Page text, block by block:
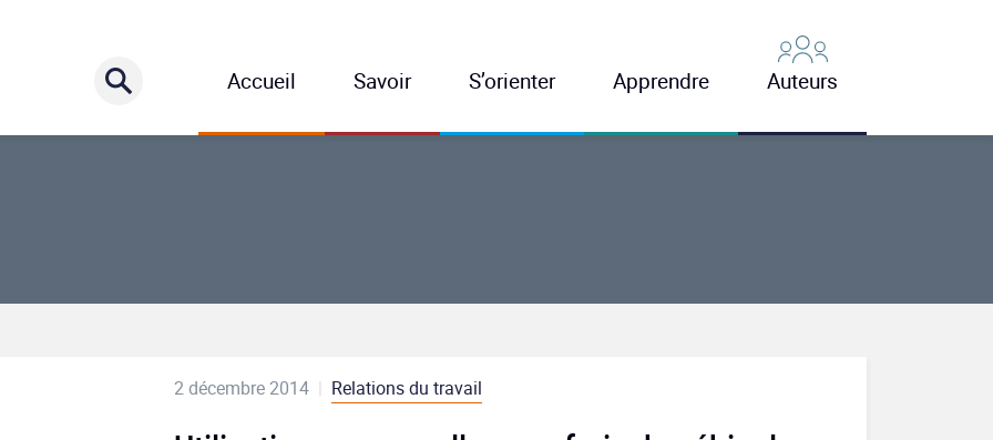
Accueil Savoir S’orienter Apprendre Auteurs
2 décembre 2014 Relations du travail